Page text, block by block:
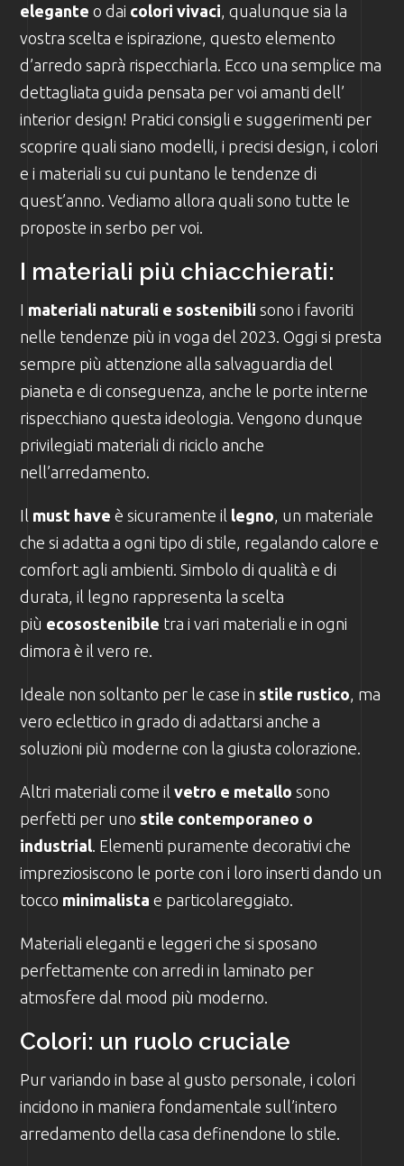
elegante o dai colori vivaci , qualunque sia la
vostra scelta e ispirazione, questo elemento
d’arredo saprà rispecchiarla. Ecco una semplice ma
dettagliata guida pensata per voi amanti dell’
interior design! Pratici consigli e suggerimenti per
scoprire quali siano modelli, i precisi design, i colori
e i materiali su cui puntano le tendenze di
quest’anno. Vediamo allora quali sono tutte le
proposte in serbo per voi.
I materiali più chiacchierati:
I materiali naturali e sostenibilisono i favoriti
nelle tendenze più in voga del 2023. Oggi si presta
sempre più attenzione alla salvaguardia del
pianeta e di conseguenza, anche le porte interne
rispecchiano questa ideologia. Vengono dunque
privilegiati materiali di riciclo anche
nell’arredamento.
Il must have è sicuramente il legno , un materiale
che si adatta a ogni tipo di stile, regalando calore e
comfort agli ambienti. Simbolo di qualità e di
durata, il legno rappresenta la scelta
più ecosostenibile tra i vari materiali e in ogni
dimora è il vero re.
Ideale non soltanto per le case in stile rustico , ma
vero eclettico in grado di adattarsi anche a
soluzioni più moderne con la giusta colorazione.
Altri materiali come ilvetro e metallo sono
perfetti per uno stile contemporaneo o
industrial . Elementi puramente decorativi che
impreziosiscono le porte con i loro inserti dando un
tocco minimalista e particolareggiato.
Materiali eleganti e leggeri che si sposano
perfettamente con arredi in laminato per
atmosfere dal mood più moderno.
Colori: un ruolo cruciale
Pur variando in base al gusto personale, i colori
incidono in maniera fondamentale sull’intero
arredamento della casa definendone lo stile.